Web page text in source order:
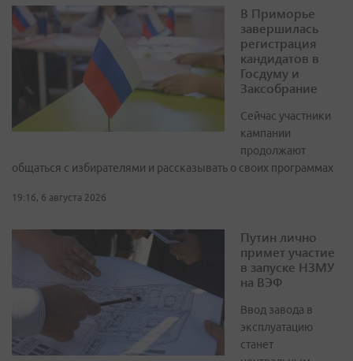
В Приморье
завершилась
регистрация
кандидатов в
Госдуму и
Заксобрание
Сейчас участники
кампании
продолжают
общаться с избирателями и рассказывать о своих программах
19:16, 6 августа 2026
Путин лично
примет участие
в запуске НЗМУ
на ВЭФ
Ввод завода в
эксплуатацию
станет